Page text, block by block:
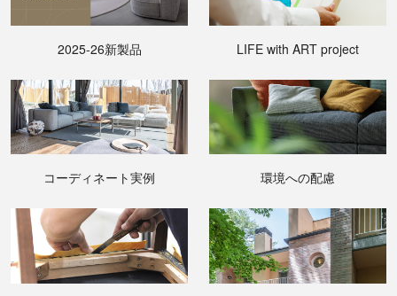
2025-26新製品 LIFE with ART project
コーディネート実例 環境への配慮